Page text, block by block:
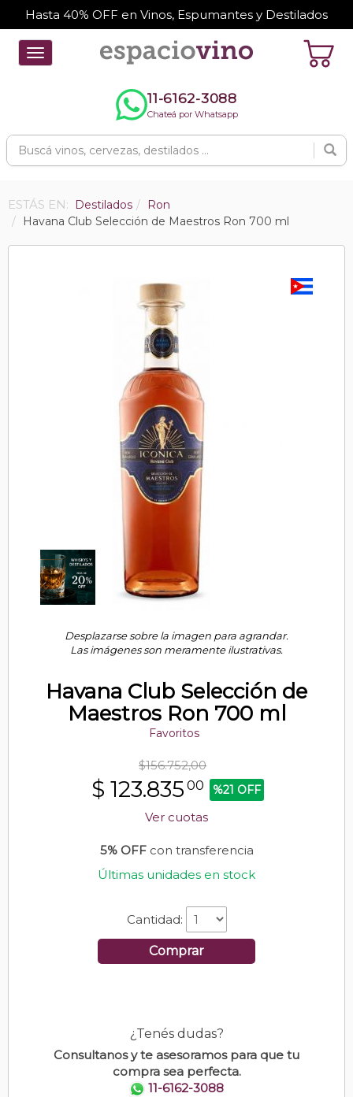
Hasta 40% OFF en Vinos, Espumantes y Destilados
Toggle
navigation
11-6162-3088
Chateá por Whatsapp
ESTÁS EN: Destilados
Ron
Havana Club Selección de Maestros Ron 700 ml
Desplazarse sobre la imagen para agrandar.
Las imágenes son meramente ilustrativas.
Havana Club Selección de
Maestros Ron 700 ml
Favoritos
$156.752,00
$ 123.835 00 %21 OFF
Ver cuotas
5% OFFcon transferencia
Últimas unidades en stock
Cantidad:
Comprar
¿Tenés dudas?
Consultanos y te asesoramos para que tu
compra sea perfecta.
11-6162-3088